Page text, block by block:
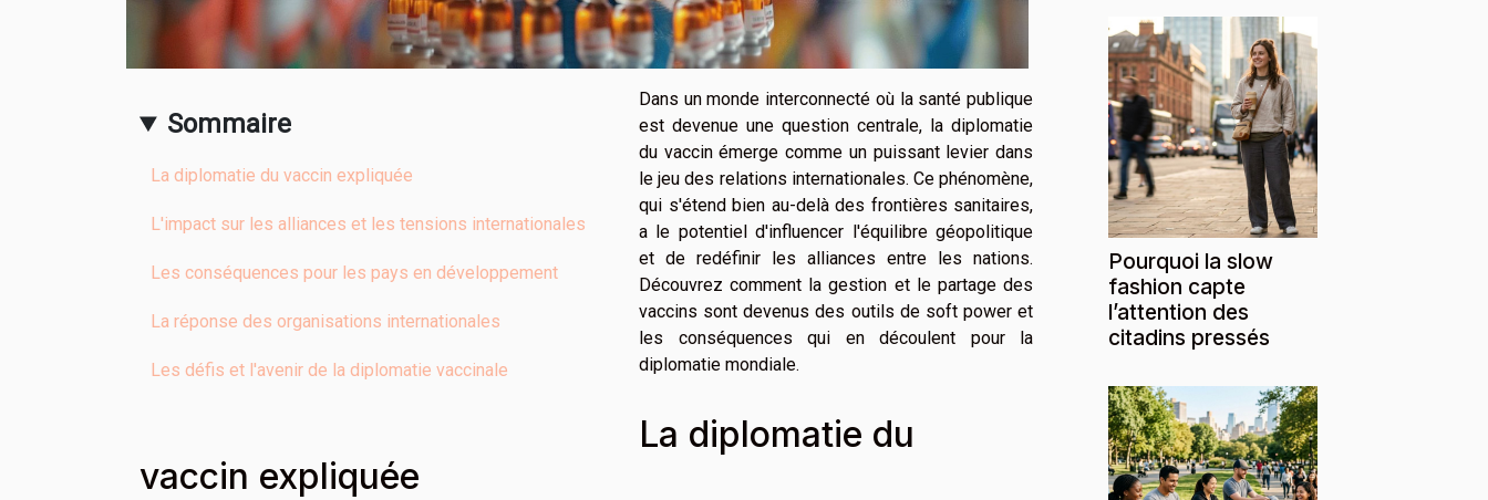
Sommaire
La diplomatie du vaccin expliquée
L'impact sur les alliances et les tensions internationales
Les conséquences pour les pays en développement
La réponse des organisations internationales
Les défis et l'avenir de la diplomatie vaccinale
Dans un monde interconnecté où la santé publique
est devenue une question centrale, la diplomatie
du vaccin émerge comme un puissant levier dans
le jeu des relations internationales. Ce phénomène,
qui s'étend bien au-delà des frontières sanitaires,
a le potentiel d'influencer l'équilibre géopolitique
et de redéfinir les alliances entre les nations.
Découvrez comment la gestion et le partage des
vaccins sont devenus des outils de soft power et
les conséquences qui en découlent pour la
diplomatie mondiale.
La diplomatie du
vaccin expliquée
Pourquoi la slow
fashion capte
l’attention des
citadins pressés